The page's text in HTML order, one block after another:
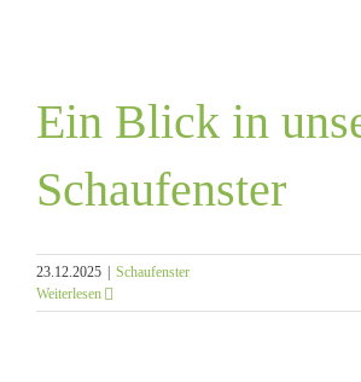
Ein Blick in
Schaufenster
23.12.2025
Schaufenster
Weiterlesen